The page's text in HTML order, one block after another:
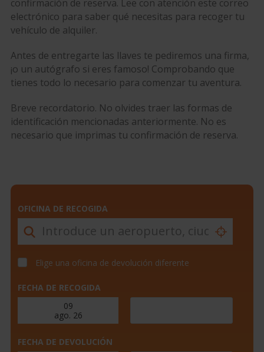
confirmación de reserva. Lee con atención este correo
electrónico para saber qué necesitas para recoger tu
vehículo de alquiler.
Antes de entregarte las llaves te pediremos una firma,
¡o un autógrafo si eres famoso! Comprobando que
tienes todo lo necesario para comenzar tu aventura.
Breve recordatorio. No olvides traer las formas de
identificación mencionadas anteriormente. No es
necesario que imprimas tu confirmación de reserva.
OFICINA DE RECOGIDA
Elige una oficina de devolución diferente
FECHA DE RECOGIDA
FECHA DE DEVOLUCIÓN